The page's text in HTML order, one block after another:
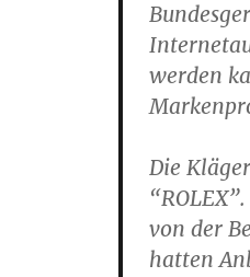
werden
Die
von der
hatten